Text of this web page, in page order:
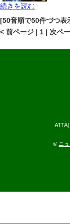
続きを読む
[50音順で50件づつ表
< 前ページ | 1 | 次ペ
© ニ